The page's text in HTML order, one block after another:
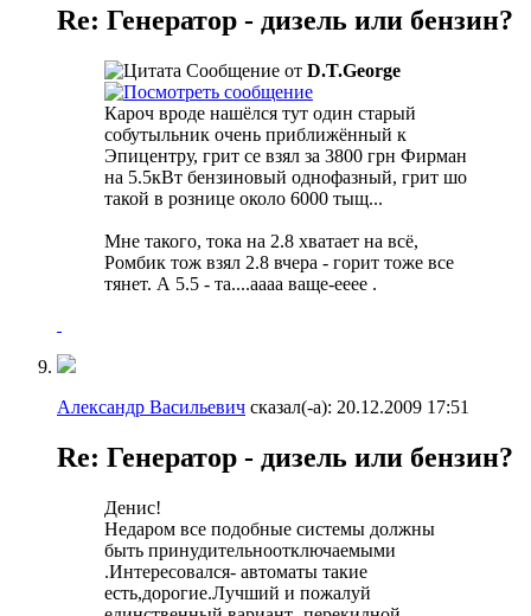
Re: Генератор - дизель или бензин?
Сообщение от D.T.George
Кароч вроде нашёлся тут один старый
собутыльник очень приближённый к
Эпицентру, грит се взял за 3800 грн Фирман
на 5.5кВт бензиновый однофазный, грит шо
такой в рознице около 6000 тыщ...
Мне такого, тока на 2.8 хватает на всё,
Ромбик тож взял 2.8 вчера - горит тоже все
тянет. А 5.5 - та....аааа ваще-ееее .
Александр Васильевич сказал(-а): 20.12.2009 17:51
Re: Генератор - дизель или бензин?
Денис!
Недаром все подобные системы должны
быть принудительноотключаемыми
.Интересовался- автоматы такие
есть,дорогие.Лучший и пожалуй